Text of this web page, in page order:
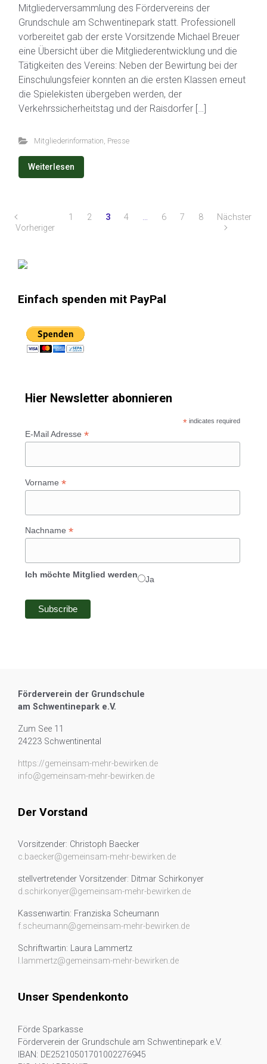
Mitgliederversammlung des Fördervereins der
Grundschule am Schwentinepark statt. Professionell
vorbereitet gab der erste Vorsitzende Michael Breuer
eine Übersicht über die Mitgliederentwicklung und die
Tätigkeiten des Vereins: Neben der Bewirtung bei der
Einschulungsfeier konnten an die ersten Klassen erneut
die Spielekisten übergeben werden, der
Verkehrssicherheitstag und der Raisdorfer […]
Mitgliederinformation Presse
Weiterlesen
Vorheriger
1 2 3 4 … 6 7 8 Nächster
Einfach spenden mit PayPal
Hier Newsletter abonnieren
*indicates required
E-Mail Adresse *
Vorname *
Nachname *
Ich möchte Mitglied werden Ja
Förderverein der Grundschule
am Schwentinepark e.V.
Zum See 11
24223 Schwentinental
https://gemeinsam-mehr-bewirken.de
info@gemeinsam-mehr-bewirken.de
Der Vorstand
Vorsitzender: Christoph Baecker
c.baecker@gemeinsam-mehr-bewirken.de
stellvertretender Vorsitzender: Ditmar Schirkonyer
d.schirkonyer@gemeinsam-mehr-bewirken.de
Kassenwartin: Franziska Scheumann
f.scheumann@gemeinsam-mehr-bewirken.de
Schriftwartin: Laura Lammertz
l.lammertz@gemeinsam-mehr-bewirken.de
Unser Spendenkonto
Förde Sparkasse
Förderverein der Grundschule am Schwentinepark e.V.
IBAN: DE25210501701002276945